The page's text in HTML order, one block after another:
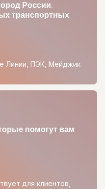
России.
транспортных
Линии, ПЭК, Мейджик
помогут вам
для клиентов,